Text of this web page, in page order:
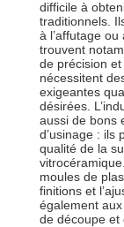
difficile à
traditionnels.
à l’affutage ou
trouvent
de précision
nécessitent
exigeantes
désirées.
aussi de bons
d’usinage : ils
qualité de la
moules de
finitions et
également
de découpe et